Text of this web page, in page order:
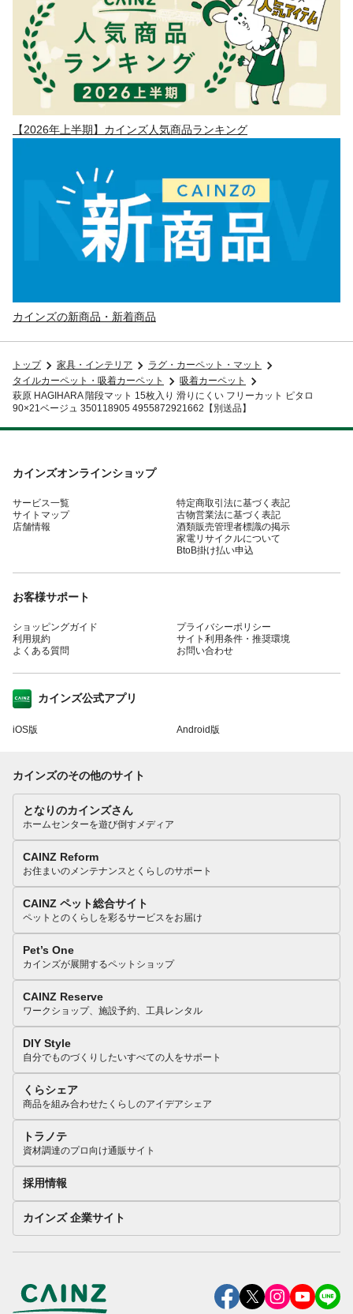
【2026年上半期】カインズ人気商品ランキング
カインズの新商品・新着商品
トップ 家具・インテリア
ラグ・カーペット・マット
タイルカーペット・吸着カーペット
吸着カーペット
萩原 HAGIHARA 階段マット 15枚入り 滑りにくい フリーカット ピタロ
90×21ベージュ 350118905 4955872921662【別送品】
カインズオンラインショップ
サービス一覧
サイトマップ
店舗情報
特定商取引法に基づく表記
古物営業法に基づく表記
酒類販売管理者標識の掲示
家電リサイクルについて
BtoB掛け払い申込
お客様サポート
ショッピングガイド
利用規約
よくある質問
プライバシーポリシー
サイト利用条件・推奨環境
お問い合わせ
カインズ公式アプリ
iOS版 Android版
カインズのその他のサイト
となりのカインズさん
ホームセンターを遊び倒すメディア
CAINZ Reform
お住まいのメンテナンスとくらしのサポート
CAINZ ペット総合サイト
ペットとのくらしを彩るサービスをお届け
Pet’s One
カインズが展開するペットショップ
CAINZ Reserve
ワークショップ、施設予約、工具レンタル
DIY Style
自分でものづくりしたいすべての人をサポート
くらシェア
商品を組み合わせたくらしのアイデアシェア
トラノテ
資材調達のプロ向け通販サイト
採用情報
カインズ 企業サイト